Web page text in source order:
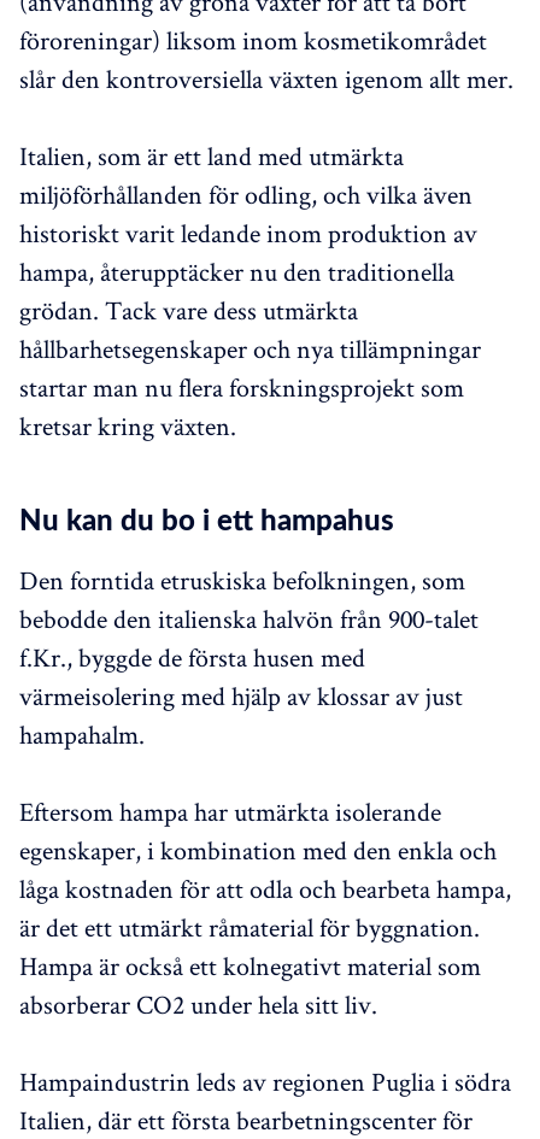
föroreningar) liksom inom kosmetikområdet
slår den kontroversiella växten igenom allt mer.
Italien, som är ett land med utmärkta
miljöförhållanden för odling, och vilka även
historiskt varit ledande inom produktion av
hampa, återupptäcker nu den traditionella
grödan. Tack vare dess utmärkta
hållbarhetsegenskaper och nya tillämpningar
startar man nu flera forskningsprojekt som
kretsar kring växten.
Nu kan du bo i ett hampahus
Den forntida etruskiska befolkningen, som
bebodde den italienska halvön från 900-talet
f.Kr., byggde de första husen med
värmeisolering med hjälp av klossar av just
hampahalm.
Eftersom hampa har utmärkta isolerande
egenskaper, i kombination med den enkla och
låga kostnaden för att odla och bearbeta hampa,
är det ett utmärkt råmaterial för byggnation.
Hampa är också ett kolnegativt material som
absorberar CO2 under hela sitt liv.
Hampaindustrin leds av regionen Puglia i södra
Italien, där ett första bearbetningscenter för